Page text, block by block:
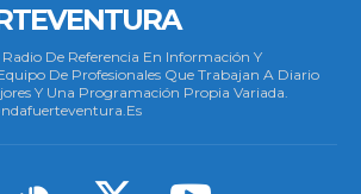
Radio De Referencia En Información Y
De Profesionales Que Trabajan A Diario
Y Una Programación Propia Variada.